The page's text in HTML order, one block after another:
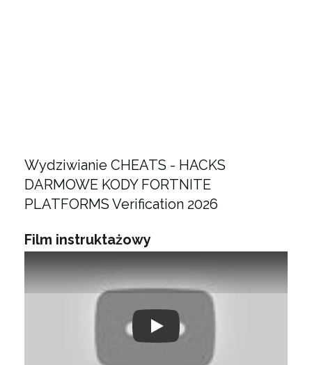
Wydziwianie CHEATS - HACKS
DARMOWE KODY FORTNITE
PLATFORMS Verification 2026
Film instruktażowy
Play: Keynote (Google I/O '18)